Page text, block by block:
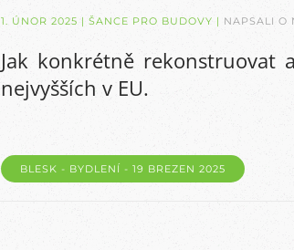
1. ÚNOR 2025 | ŠANCE PRO BUDOVY | NAPSALI O
Jak konkrétně
nejvyšších v EU.
BLESK - BYDLENÍ - 19 BREZEN 2025